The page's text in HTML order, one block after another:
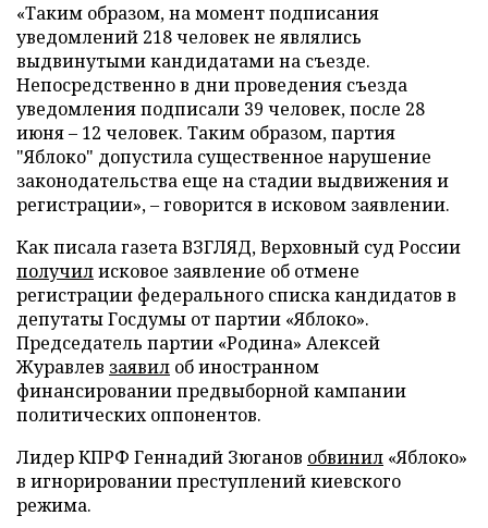
«Таким образом, на момент подписания
уведомлений 218 человек не являлись
выдвинутыми кандидатами на съезде.
Непосредственно в дни проведения съезда
уведомления подписали 39 человек, после 28
июня – 12 человек. Таким образом, партия
"Яблоко" допустила существенное нарушение
законодательства еще на стадии выдвижения и
регистрации», – говорится в исковом заявлении.
Как писала газета ВЗГЛЯД, Верховный суд России
получилисковое заявление об отмене
регистрации федерального списка кандидатов в
депутаты Госдумы от партии «Яблоко».
Председатель партии «Родина» Алексей
Журавлев заявил об иностранном
финансировании предвыборной кампании
политических оппонентов.
Лидер КПРФ Геннадий Зюганов обвинил «Яблоко»
в игнорировании преступлений киевского
режима.